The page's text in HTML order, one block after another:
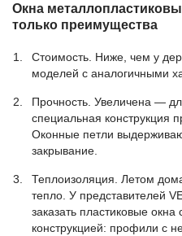
Окна
только преимущества
Стоимость. Ниже, чем у
моделей с аналогичными
Прочность. Увеличена —
специальная конструкция
Оконные петли
закрывание.
Теплоизоляция. Летом
тепло. У представителей
заказать пластиковые
конструкцией: профили с